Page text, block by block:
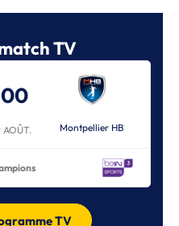
TV
AOÛT. Montpellier HB
TV